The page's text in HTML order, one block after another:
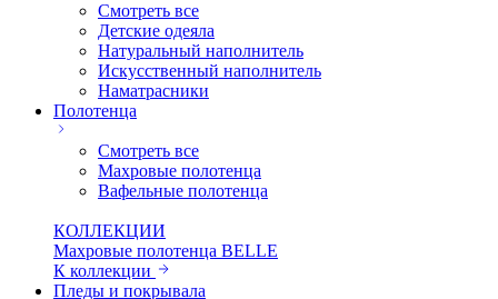
Смотреть все
Детские одеяла
Натуральный наполнитель
Искуcственный наполнитель
Наматрасники
Полотенца
Смотреть все
Махровые полотенца
Вафельные полотенца
КОЛЛЕКЦИИ
Махровые полотенца BELLE
К коллекции
Пледы и покрывала